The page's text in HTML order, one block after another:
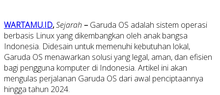
WARTAMU.ID,Sejarah – Garuda OS adalah sistem operasi
berbasis Linux yang dikembangkan oleh anak bangsa
Indonesia. Didesain untuk memenuhi kebutuhan lokal,
Garuda OS menawarkan solusi yang legal, aman, dan efisien
bagi pengguna komputer di Indonesia. Artikel ini akan
mengulas perjalanan Garuda OS dari awal penciptaannya
hingga tahun 2024.